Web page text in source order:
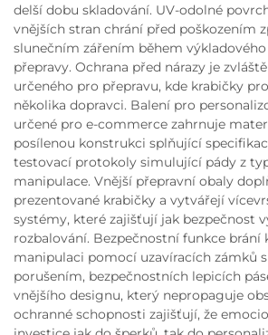
delší dobu skladování. UV-odolné
vnějších stran chrání před poškozením
slunečním zářením během
přepravy. Ochrana před nárazy je
určeného pro přepravu, kde krabičky
několika dopravci. Balení pro
určené pro e-commerce zahrnuje
posílenou konstrukci splňující
testovací protokoly simulující pády z
manipulace. Vnější přepravní obaly
prezentované krabičky a vytvářejí
systémy, které zajišťují jak bezpečnost
rozbalování. Bezpečnostní funkce brání
manipulaci pomocí uzavíracích zámků
porušením, bezpečnostních lepicích
vnějšího designu, který nepropaguje
ochranné schopnosti zajišťují, že